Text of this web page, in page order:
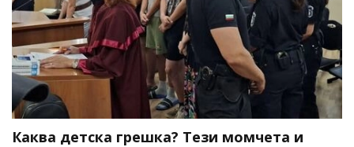
Каква детска грешка? Тези момчета и